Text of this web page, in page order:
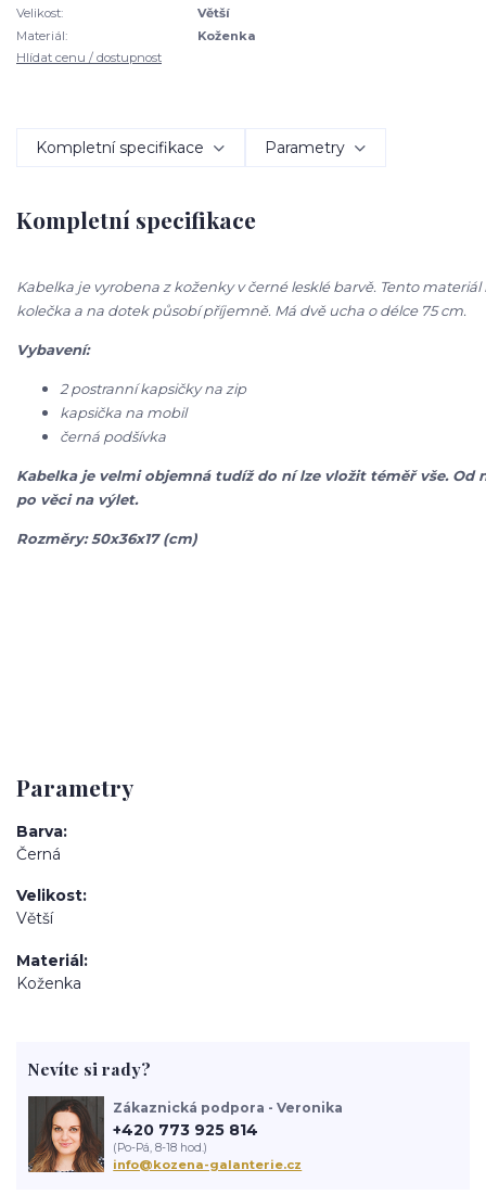
Velikost:
Větší
Materiál:
Koženka
Hlídat cenu / dostupnost
Kompletní specifikace Parametry
Kompletní specifikace
Kabelka je vyrobena z koženky v černé lesklé barvě. Tento materiál
kolečka a na dotek působí příjemně. Má dvě ucha o délce 75 cm.
Vybavení:
2 postranní kapsičky na zip
kapsička na mobil
černá podšívka
Kabelka je velmi objemná tudíž do ní lze vložit téměř vše. Od
po věci na výlet.
Rozměry: 50x36x17 (cm)
Parametry
Barva
Černá
Velikost
Větší
Materiál
Koženka
Nevíte si rady?
Zákaznická podpora - Veronika
+420 773 925 814
(Po-Pá, 8-18 hod.)
info@kozena-galanterie.cz